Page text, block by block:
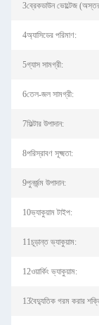
3ব্রেকডাউন ভোল্টেজ
4অ্যাসিডের পরিমাণ:
5গ্যাস সামগ্রী:
6তেল-জল সামগ্রী:
7ফিল্টার উপাদান:
8পরিস্রাবণ সূক্ষ্মতা:
9পুনর্জন্ম উপাদান:
10ভ্যাকুয়াম টাইপ:
11চূড়ান্ত ভ্যাকুয়াম:
12ওয়ার্কিং ভ্যাকুয়াম:
13বৈদ্যুতিক গরম করার